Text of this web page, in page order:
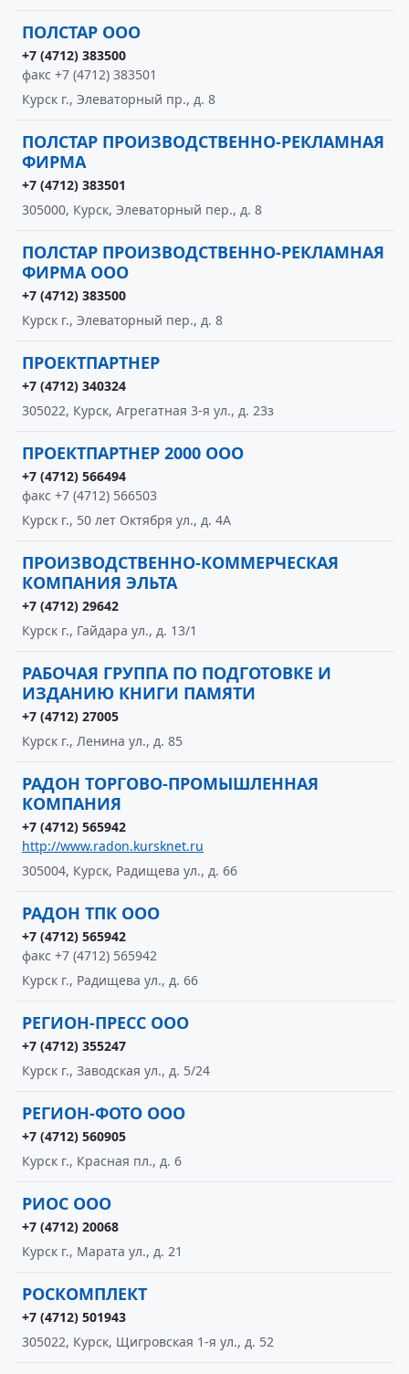
ПОЛСТАР ООО
+7 (4712) 383500
факс +7 (4712) 383501
Курск г., Элеваторный пр., д. 8
ПОЛСТАР ПРОИЗВОДСТВЕННО-РЕКЛАМНАЯ
ФИРМА
+7 (4712) 383501
305000, Курск, Элеваторный пер., д. 8
ПОЛСТАР ПРОИЗВОДСТВЕННО-РЕКЛАМНАЯ
ФИРМА ООО
+7 (4712) 383500
Курск г., Элеваторный пер., д. 8
ПРОЕКТПАРТНЕР
+7 (4712) 340324
305022, Курск, Агрегатная 3-я ул., д. 23з
ПРОЕКТПАРТНЕР 2000 ООО
+7 (4712) 566494
факс +7 (4712) 566503
Курск г., 50 лет Октября ул., д. 4А
ПРОИЗВОДСТВЕННО-КОММЕРЧЕСКАЯ
КОМПАНИЯ ЭЛЬТА
+7 (4712) 29642
Курск г., Гайдара ул., д. 13/1
РАБОЧАЯ ГРУППА ПО ПОДГОТОВКЕ И
ИЗДАНИЮ КНИГИ ПАМЯТИ
+7 (4712) 27005
Курск г., Ленина ул., д. 85
РАДОН ТОРГОВО-ПРОМЫШЛЕННАЯ
КОМПАНИЯ
+7 (4712) 565942
http://www.radon.kursknet.ru
305004, Курск, Радищева ул., д. 66
РАДОН ТПК ООО
+7 (4712) 565942
факс +7 (4712) 565942
Курск г., Радищева ул., д. 66
РЕГИОН-ПРЕСС ООО
+7 (4712) 355247
Курск г., Заводская ул., д. 5/24
РЕГИОН-ФОТО ООО
+7 (4712) 560905
Курск г., Красная пл., д. 6
РИОС ООО
+7 (4712) 20068
Курск г., Марата ул., д. 21
РОСКОМПЛЕКТ
+7 (4712) 501943
305022, Курск, Щигровская 1-я ул., д. 52